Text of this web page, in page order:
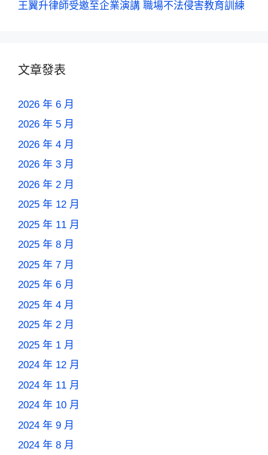
王翼升律師受邀至企業演講 職場不法侵害教育訓練
文章發表
2026 年 6 月
2026 年 5 月
2026 年 4 月
2026 年 3 月
2026 年 2 月
2025 年 12 月
2025 年 11 月
2025 年 8 月
2025 年 7 月
2025 年 6 月
2025 年 4 月
2025 年 2 月
2025 年 1 月
2024 年 12 月
2024 年 11 月
2024 年 10 月
2024 年 9 月
2024 年 8 月